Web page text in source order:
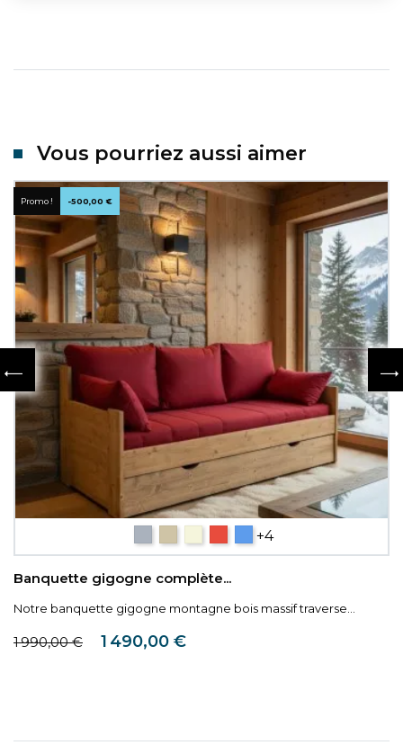
Vous pourriez aussi aimer
Rouge
Bleu
+4
Banquette gigogne complète...
Notre banquette gigogne montagne bois massif traverse...
Prix de base
1 990,00 € Prix
1 490,00 €
Promo ! -500,00 €